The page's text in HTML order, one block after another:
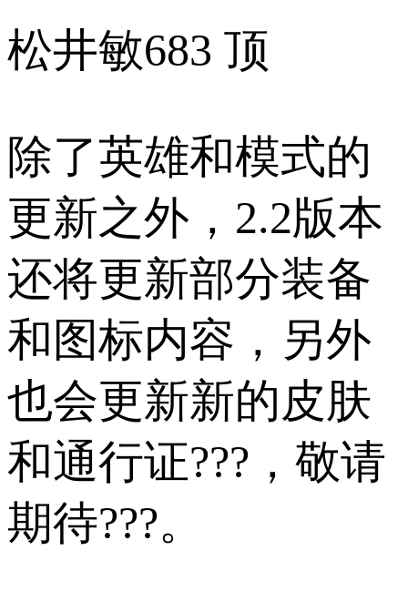
松井敏683 顶
除了英雄和模式的
更新之外，2.2版本
还将更新部分装备
和图标内容，另外
也会更新新的皮肤
和通行证???，敬请
期待???。